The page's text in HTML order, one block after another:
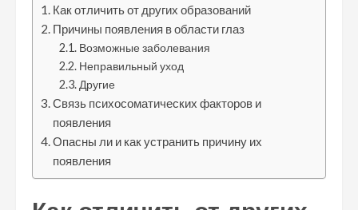
Как отличить от других образований
Причины появления в области глаз
Возможные заболевания
Неправильный уход
Другие
Связь психосоматических факторов и
появления
Опасны ли и как устранить причину их
появления